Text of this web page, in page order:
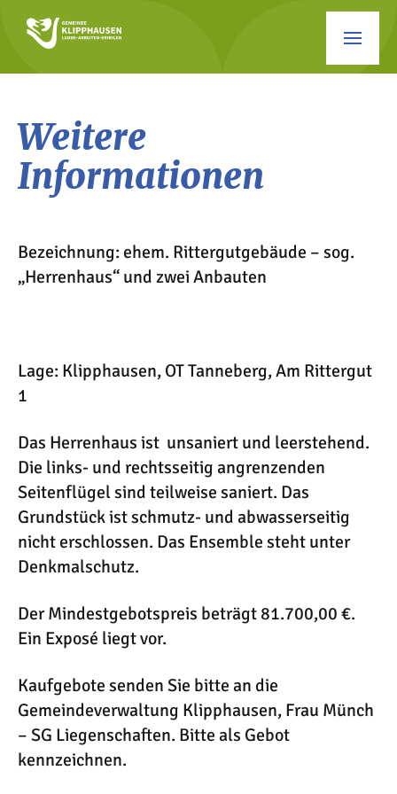
Weitere
Informationen
Bezeichnung: ehem. Rittergutgebäude – sog.
„Herrenhaus“ und zwei Anbauten
Lage: Klipphausen, OT Tanneberg, Am Rittergut
1
Das Herrenhaus ist unsaniert und leerstehend.
Die links- und rechtsseitig angrenzenden
Seitenflügel sind teilweise saniert. Das
Grundstück ist schmutz- und abwasserseitig
nicht erschlossen. Das Ensemble steht unter
Denkmalschutz.
Der Mindestgebotspreis beträgt 81.700,00 €.
Ein Exposé liegt vor.
Kaufgebote senden Sie bitte an die
Gemeindeverwaltung Klipphausen, Frau Münch
– SG Liegenschaften. Bitte als Gebot
kennzeichnen.